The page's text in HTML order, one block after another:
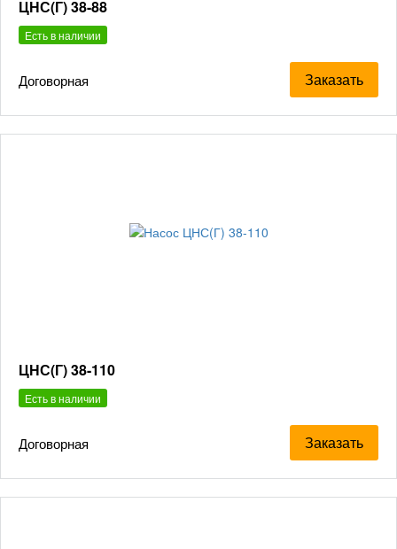
ЦНС(Г) 38-88
Есть в наличии
Договорная Заказать
ЦНС(Г) 38-110
Есть в наличии
Договорная Заказать